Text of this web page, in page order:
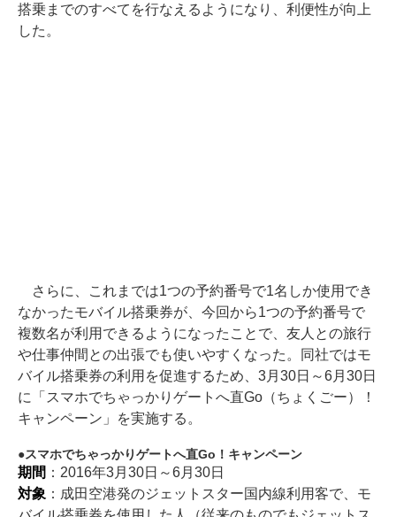
搭乗までのすべてを行なえるようになり、利便性が向上
した。
さらに、これまでは1つの予約番号で1名しか使用でき
なかったモバイル搭乗券が、今回から1つの予約番号で
複数名が利用できるようになったことで、友人との旅行
や仕事仲間との出張でも使いやすくなった。同社ではモ
バイル搭乗券の利用を促進するため、3月30日～6月30日
に「スマホでちゃっかりゲートへ直Go（ちょくごー）！
キャンペーン」を実施する。
スマホでちゃっかりゲートへ直Go！キャンペーン
期間 ：2016年3月30日～6月30日
対象 ：成田空港発のジェットスター国内線利用客で、モ